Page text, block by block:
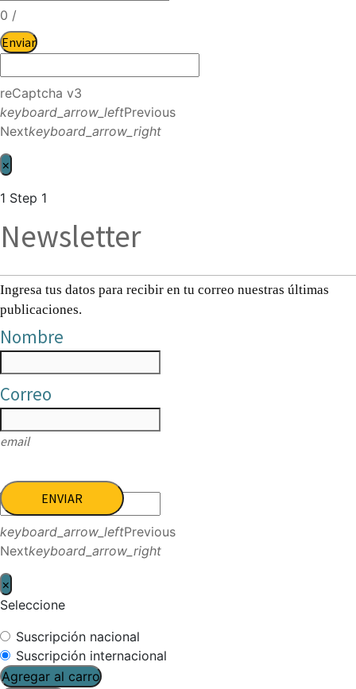
0 /
Enviar
reCaptcha v3
keyboard_arrow_leftPrevious
Nextkeyboard_arrow_right
×
1 Step 1
Newsletter
Ingresa tus datos para recibir en tu correo nuestras últimas
publicaciones.
Nombre
Correo
email
ENVIAR
keyboard_arrow_leftPrevious
Nextkeyboard_arrow_right
×
Seleccione
Suscripción nacional
Suscripción internacional
Agregar al carro